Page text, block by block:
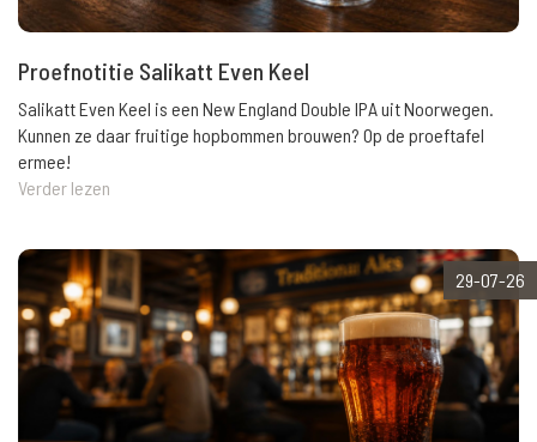
Proefnotitie Salikatt Even Keel
Salikatt Even Keel is een New England Double IPA uit Noorwegen.
Kunnen ze daar fruitige hopbommen brouwen? Op de proeftafel
ermee!
Verder lezen
29-07-26